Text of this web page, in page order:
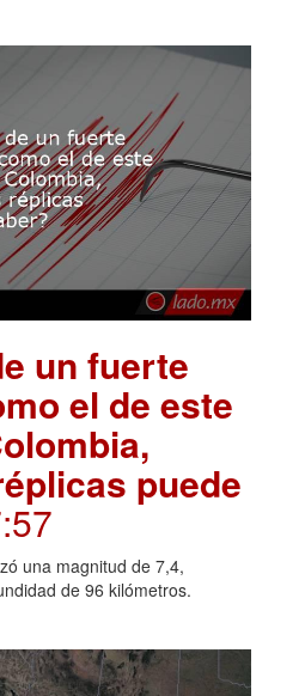
un fuerte
el de este
puede
una magnitud de 7,4,
de 96 kilómetros.